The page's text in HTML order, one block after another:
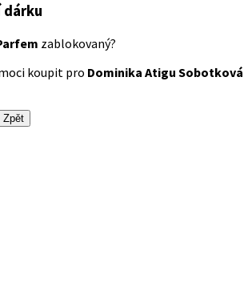
zablokovaný?
koupit pro Dominika Atigu Sobotková
Zpět